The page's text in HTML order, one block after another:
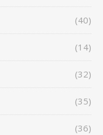
(40)
(14)
(32)
(35)
(36)